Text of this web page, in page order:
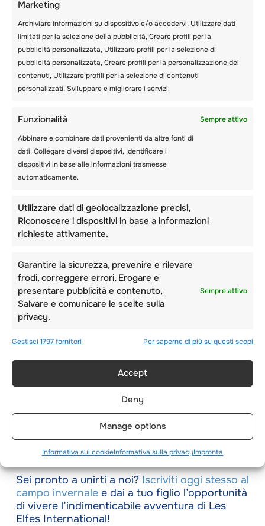
Marketing
Archiviare informazioni su dispositivo e/o accedervi, Utilizzare dati
limitati per la selezione della pubblicità, Creare profili per la
pubblicità personalizzata, Utilizzare profili per la selezione di
pubblicità personalizzata, Creare profili per la personalizzazione dei
contenuti, Utilizzare profili per la selezione di contenuti
personalizzati, Sviluppare e migliorare i servizi.
Funzionalità
Sempre attivo
Abbinare e combinare dati provenienti da altre fonti di
dati, Collegare diversi dispositivi, Identificare i
dispositivi in base alle informazioni trasmesse
automaticamente.
Utilizzare dati di geolocalizzazione precisi,
Riconoscere i dispositivi in base a informazioni
richieste attivamente.
Garantire la sicurezza, prevenire e rilevare
frodi, correggere errori, Erogare e
presentare pubblicità e contenuto,
Salvare e comunicare le scelte sulla
privacy.
Sempre attivo
Gestisci 1797 fornitori Per saperne di più su questi scopi
Accept
Deny
Manage options
Informativa sui cookieInformativa sulla privacyImpronta
tutte le aree comuni. Una guardia notturna è
l’orario di lavoro e un’infermiera a tempo pieno
è sempre disponibile nel campus. Inoltre, ogni
attività viene sottoposta a una dettagliata
valutazione dei rischi per garantire il rispetto
dei più alti standard di sicurezza. All’inizio di
ognitrimestresvolgiamo un’esercitazione
familiarizzare gli studenti con i protocolli di
sicurezza. La vicinanza a centri medici e
ospedali assicura ai genitori la massima
tranquillità, sapendo che l’aiuto è sempre a
portata di mano.
Perché scegliere Les
Elfes International per il
campo invernale?
Come uno dei principalicampi invernali
internazionaliin Svizzera, Les Elfes offre un
mix di avventura all’aria aperta, scambio
culturale e sviluppo personale. Gli studenti
nell’ambiente alpino mozzafiato di Verbier e
godono di strutture di alto livello, tra cui
alloggi accoglienti, ristorazione in loco con
uno staff dicucinadedicato e una comunità
forte e solidale. Con una struttura
pagamentoche include un’ampia gamma di
team di leadership
Elfes offre tutto il necessario per
un’esperienza eccezionale.
Sei pronto a unirti a noi? Iscriviti oggi stesso al
campo invernalee dai a tuo figlio l’opportunità
di vivere l’indimenticabile avventura di Les
Elfes International!